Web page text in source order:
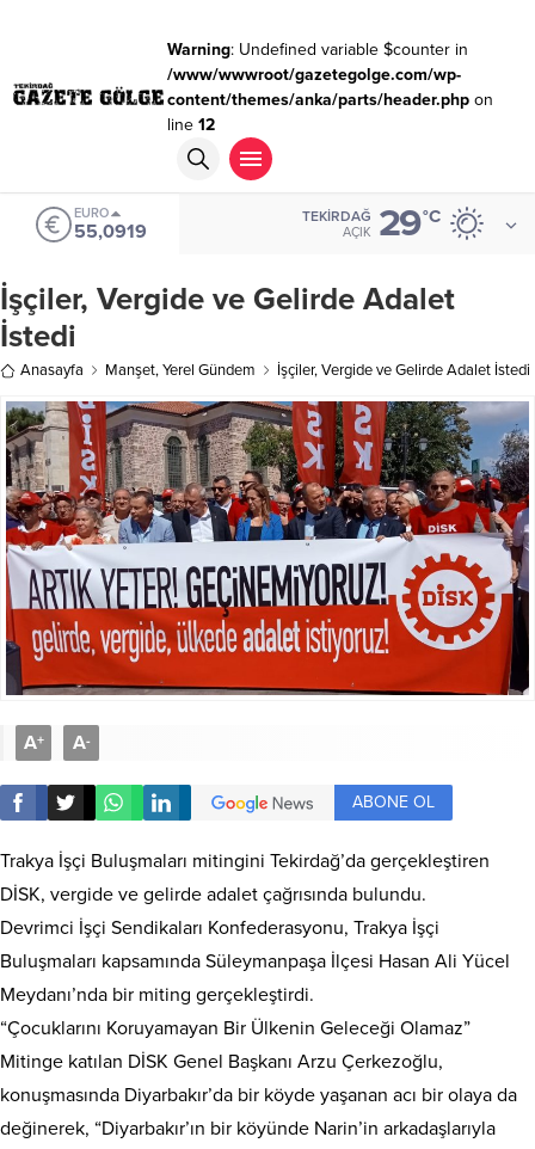
Warning: Undefined variable $counter in
/www/wwwroot/gazetegolge.com/wp-
content/themes/anka/parts/header.phpon
line 12
EURO
55,0919
TEKIRDAĞ
AÇIK 29°C
İşçiler, Vergide ve Gelirde Adalet
İstedi
Anasayfa Manşet,Yerel Gündem İşçiler, Vergide ve Gelirde Adalet İstedi
A+ A-
ABONE OL
Trakya İşçi Buluşmaları mitingini Tekirdağ’da gerçekleştiren
DİSK, vergide ve gelirde adalet çağrısında bulundu.
Devrimci İşçi Sendikaları Konfederasyonu, Trakya İşçi
Buluşmaları kapsamında Süleymanpaşa İlçesi Hasan Ali Yücel
Meydanı’nda bir miting gerçekleştirdi.
“Çocuklarını Koruyamayan Bir Ülkenin Geleceği Olamaz”
Mitinge katılan DİSK Genel Başkanı Arzu Çerkezoğlu,
konuşmasında Diyarbakır’da bir köyde yaşanan acı bir olaya da
değinerek, “Diyarbakır’ın bir köyünde Narin’in arkadaşlarıyla